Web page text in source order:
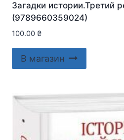
Загадки истории.Третий
(9789660359024)
100.00 ₴
В магазин